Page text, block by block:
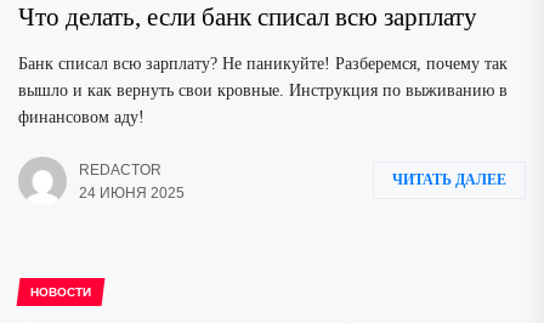
Что делать, если банк списал всю зарплату
Банк списал всю зарплату? Не паникуйте! Разберемся, почему так
вышло и как вернуть свои кровные. Инструкция по выживанию в
финансовом аду!
REDACTOR
24 ИЮНЯ 2025
ЧИТАТЬ ДАЛЕЕ
НОВОСТИ